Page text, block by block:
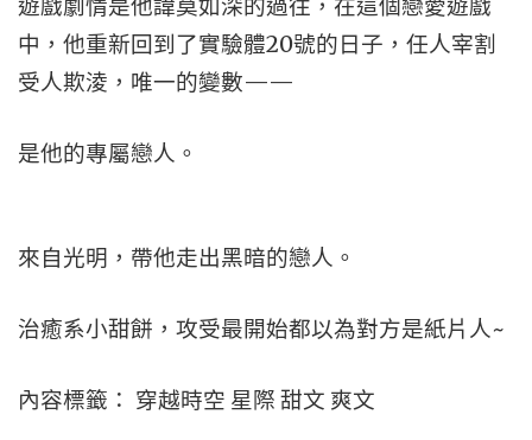
遊戲劇情是他諱莫如深的過往，在這個戀愛遊戲
中，他重新回到了實驗體20號的日子，任人宰割
受人欺淩，唯一的變數——
是他的專屬戀人。
來自光明，帶他走出黑暗的戀人。
治癒系小甜餅，攻受最開始都以為對方是紙片人~
內容標籤： 穿越時空 星際 甜文 爽文